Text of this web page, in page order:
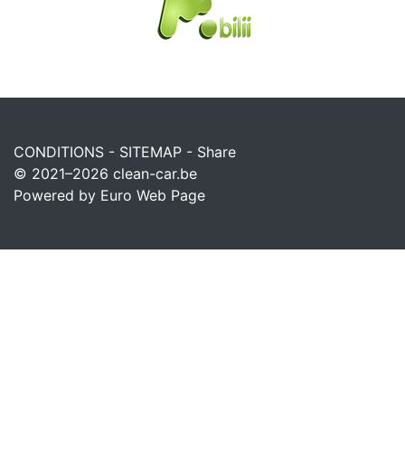
CONDITIONS - SITEMAP - Share
© 2021–2026 clean-car.be
Powered by Euro Web Page